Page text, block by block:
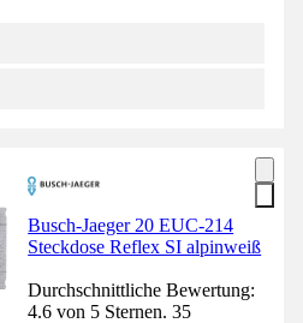
Busch-Jaeger 20 EUC-214
Steckdose Reflex SI alpinweiß
Durchschnittliche Bewertung:
4.6 von 5 Sternen. 35